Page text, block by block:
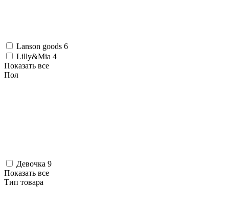
Lanson goods 6
Lilly&Mia 4
Показать все
Пол
Девочка 9
Показать все
Тип товара